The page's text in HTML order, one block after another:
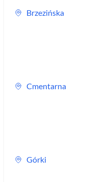
Brzezińska
Cmentarna
Górki